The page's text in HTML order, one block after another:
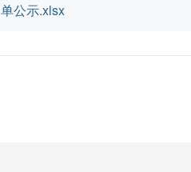
公示.xlsx